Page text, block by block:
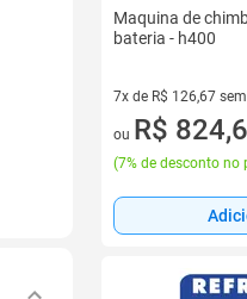
Maquina de
bateria - h400
7x de R$ 126,67
7 vez de R$ 126,67
ou R$
(7% de desconto no